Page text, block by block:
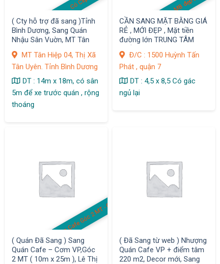
( Cty hỗ trợ đã sang )Tỉnh
Bình Dương, Sang Quán
Nhậu Sân Vuờn, MT Tân
MT Tân Hiệp 04, Thị Xã
Tân Uyên. Tỉnh Bình Dương
DT : 14m x 18m, có sân
5m để xe trước quán , rộng
thoáng
CẦN SANG MẶT BẰNG GIÁ
RẺ , MỚI ĐẸP , Mặt tiền
đường lớn TRUNG TÂM
Đ/C : 1500 Huỳnh Tấn
Phát , quận 7
DT : 4,5 x 8,5 Có gác
ngủ lại
Q
u
á
C
af
e
G
ó
c
2
M
T -
C
ơ
m
V
( Quán Đã Sang ) Sang
Quán Cafe – Cơm VP,Góc
2 MT ( 10m x 25m ), Lê Thị
( Đã Sang từ web ) Nhượng
Quán Cafe VP + điểm tâm
220 m2, Decor mới, Sang